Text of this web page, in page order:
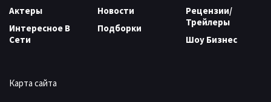
Актеры
Интересное В
Сети
Новости
Подборки
Рецензии/
Трейлеры
Шоу Бизнес
Карта сайта